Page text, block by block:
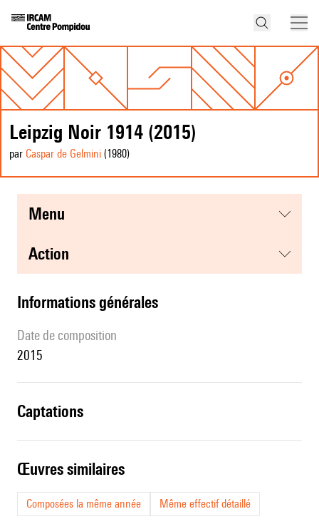
Leipzig Noir 1914 (2015)
par Caspar de Gelmini (1980)
menu
action
informations générales
date de composition
2015
captations
œuvres similaires
Composées la même année Même effectif détaillé